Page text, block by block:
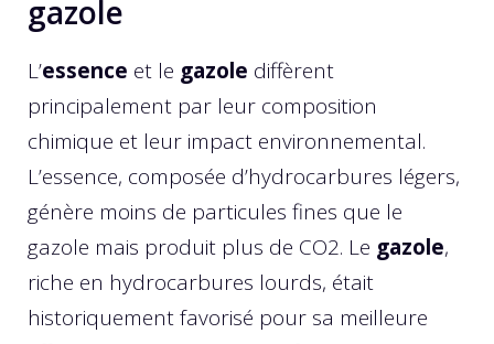
gazole
L’essence et le gazole diffèrent
principalement par leur composition
chimique et leur impact environnemental.
L’essence, composée d’hydrocarbures légers,
génère moins de particules fines que le
gazole mais produit plus de CO2. Le gazole,
riche en hydrocarbures lourds, était
historiquement favorisé pour sa meilleure